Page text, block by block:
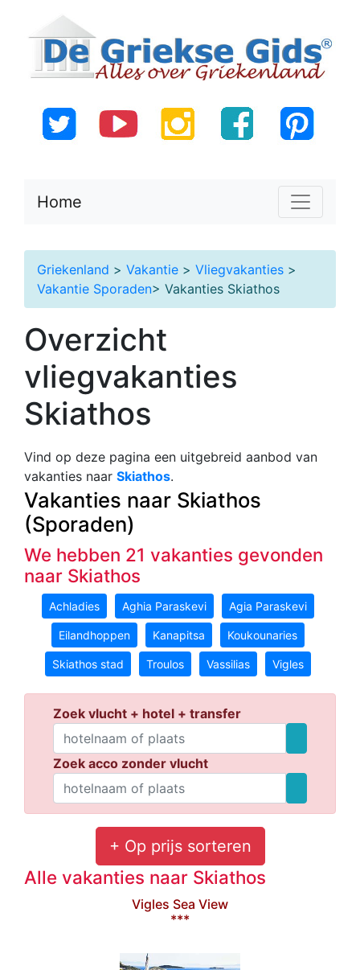
Home
Griekenland > Vakantie > Vliegvakanties >
Vakantie Sporaden> Vakanties Skiathos
Overzicht
vliegvakanties
Skiathos
Vind op deze pagina een uitgebreid aanbod van
vakanties naar Skiathos.
Vakanties naar Skiathos
(Sporaden)
We hebben 21 vakanties gevonden
naar Skiathos
Achladies Aghia Paraskevi Agia Paraskevi
Eilandhoppen Kanapitsa Koukounaries
Skiathos stad Troulos Vassilias Vigles
Zoek vlucht + hotel + transfer
Zoek acco zonder vlucht
+ Op prijs sorteren
Alle vakanties naar Skiathos
Vigles Sea View
***